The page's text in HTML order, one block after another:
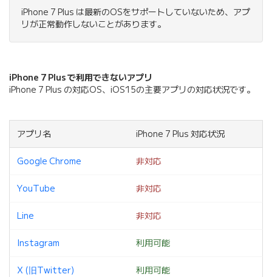
iPhone 7 Plus は最新のOSをサポートしていないため、アプ
リが正常動作しないことがあります。
iPhone 7 Plus で利用できないアプリ
iPhone 7 Plus の対応OS、iOS15の主要アプリの対応状況です。
アプリ名 iPhone 7 Plus 対応状況
Google Chrome 非対応
YouTube 非対応
Line 非対応
Instagram 利用可能
X (旧Twitter) 利用可能